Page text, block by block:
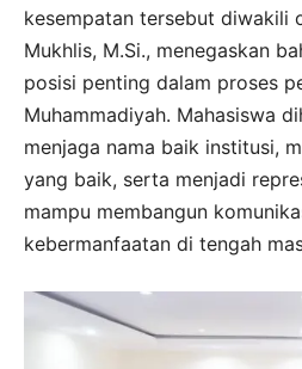
kesempatan tersebut diwakili
Mukhlis, M.Si., menegaskan
posisi penting dalam proses
Muhammadiyah. Mahasiswa
menjaga nama baik institusi,
yang baik, serta menjadi
mampu membangun
kebermanfaatan di tengah